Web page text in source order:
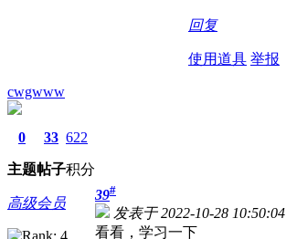
回复
使用道具 举报
cwgwww
0
主题
33
帖子
622
积分
高级会员
39#
发表于 2022-10-28 10:50:04
看看，学习一下